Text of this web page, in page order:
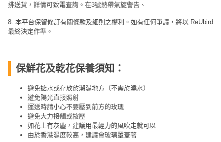
排送貨，詳情可致電查詢。在3號熱帶氣旋警告、
8. 本平台保留修訂有關條款及細則之權利。如有任何爭議，將以 ReUbird
最終決定作準。
保鮮花及乾花保養須知：
避免掂水或存放於潮濕地方（不需於澆水）
避免陽光直接照射
運送時請小心不要壓到前方的玫瑰
避免大力接觸或按壓
如花上有灰塵，建議用最輕力的風吹走就可以
由於香港濕度較高，建議會玻璃罩蓋著